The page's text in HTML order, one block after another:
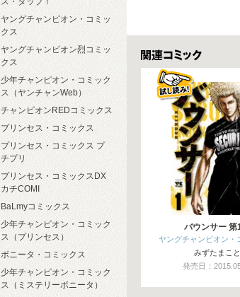
関連コミックス
バウンサー 第
ヤングチャンピオン・
みずたまこと
発売日：
ヤングチャンピオン・コミッ
クス
ヤングチャンピオン烈コミッ
クス
少年チャンピオン・コミック
ス（ヤンチャンWeb）
チャンピオンREDコミックス
プリンセス・コミックス
プリンセス・コミックス プ
チプリ
プリンセス・コミックスDX
カチCOMI
BaLmyコミックス
少年チャンピオン・コミック
ス（プリンセス）
ボニータ・コミックス
少年チャンピオン・コミック
ス（ミステリーボニータ）